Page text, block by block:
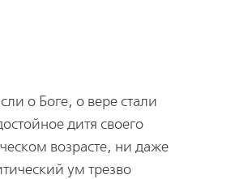
о Боге, о вере стали
дитя своего
возрасте, ни даже
ум трезво